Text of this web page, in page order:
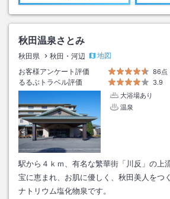
秋田温泉さとみ
秋田県 秋田・河辺
地図
お客様アンケート評価
86点
るるぶトラベル評価
3.9
大浴場あり
温泉
駅から４ｋｍ、有名な繁華街「川反」の上
宝に恵まれ、お肌に優しく、秋田美人をつ
ナトリウム塩化物泉です。